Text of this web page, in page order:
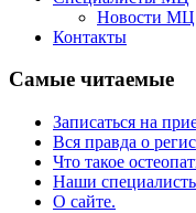
Новости МЦ
Контакты
Самые читаемые
Записаться на
Вся правда о
Что такое
Наши
О сайте.